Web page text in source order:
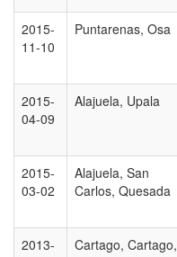
2015-
11-10
Puntarenas, Osa
2015-
04-09
Alajuela, Upala
2015-
03-02
Alajuela, San
Carlos, Quesada
2013-
Cartago, Cartago,